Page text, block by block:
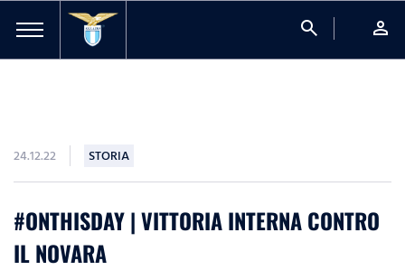
search person
24.12.22 STORIA
#ONTHISDAY | VITTORIA INTERNA CONTRO
IL NOVARA